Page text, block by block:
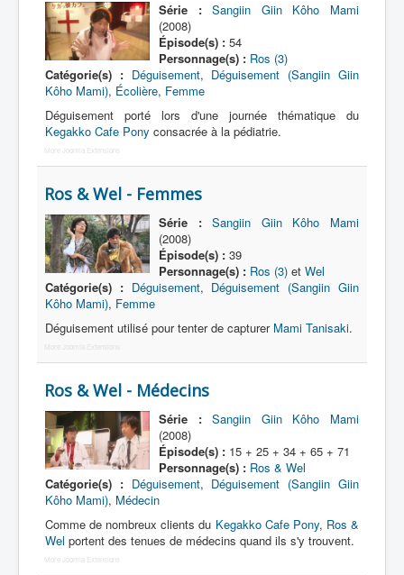
Série :
Sangiin Giin Kôho Mami
(2008)
Épisode(s) :54
Personnage(s) : Ros (3)
Catégorie(s) : Déguisement, Déguisement (Sangiin Giin
Kôho Mami), Écolière, Femme
Déguisement porté lors d'une journée thématique du
Kegakko Cafe Pony consacrée à la pédiatrie.
More Joomla Extensions
Ros & Wel - Femmes
Série :
Sangiin Giin Kôho Mami
(2008)
Épisode(s) :39
Personnage(s) : Ros (3)et Wel
Catégorie(s) : Déguisement, Déguisement (Sangiin Giin
Kôho Mami), Femme
Déguisement utilisé pour tenter de capturer Mami Tanisaki.
More Joomla Extensions
Ros & Wel - Médecins
Série :
Sangiin Giin Kôho Mami
(2008)
Épisode(s) :15 + 25 + 34 + 65 + 71
Personnage(s) : Ros & Wel
Catégorie(s) : Déguisement, Déguisement (Sangiin Giin
Kôho Mami), Médecin
Comme de nombreux clients du Kegakko Cafe Pony, Ros &
Wel portent des tenues de médecins quand ils s'y trouvent.
More Joomla Extensions